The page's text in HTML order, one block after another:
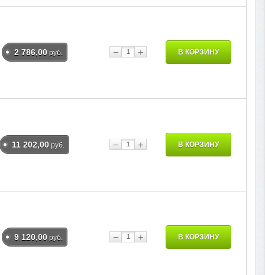
2 786,00 руб. − + В КОРЗИНУ
11 202,00 руб. − + В КОРЗИНУ
9 120,00 руб. − + В КОРЗИНУ